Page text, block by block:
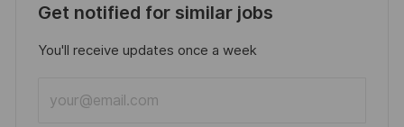
Get notified for similar jobs
You'll receive updates once a week
Email